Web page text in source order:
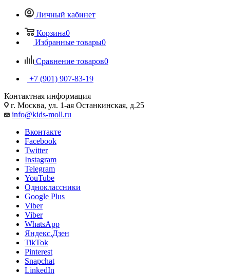
Личный кабинет
Корзина0
Избранные товары0
Сравнение товаров0
+7 (901) 907-83-19
Контактная информация
г. Москва, ул. 1-ая Останкинская, д.25
info@kids-moll.ru
Вконтакте
Facebook
Twitter
Instagram
Telegram
YouTube
Одноклассники
Google Plus
Viber
Viber
WhatsApp
Яндекс.Дзен
TikTok
Pinterest
Snapchat
LinkedIn